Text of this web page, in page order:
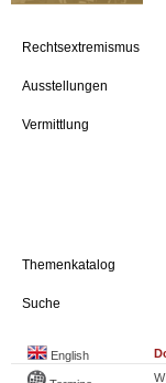
Rechtsextremismus
Ausstellungen
Vermittlung
Themenkatalog
Suche
English